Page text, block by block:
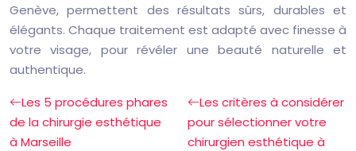
Genève, permettent des résultats sûrs, durables et
élégants. Chaque traitement est adapté avec finesse à
votre visage, pour révéler une beauté naturelle et
authentique.
Les 5 procédures phares
de la chirurgie esthétique
à Marseille
Les critères à considérer
pour sélectionner votre
chirurgien esthétique à